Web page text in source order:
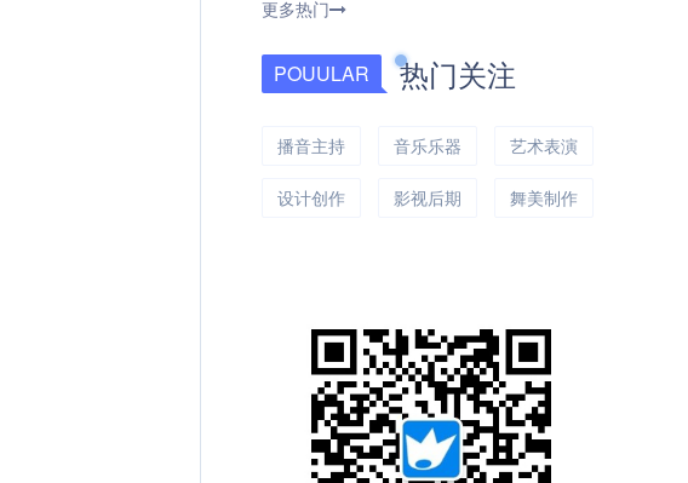
更多热门
POUULAR 热门关注
播音主持 音乐乐器 艺术表演
设计创作 影视后期 舞美制作